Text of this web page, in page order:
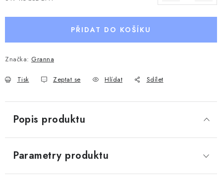
PŘIDAT DO KOŠÍKU
Značka: Granna
Tisk Zeptat se Hlídat Sdílet
Popis produktu
Parametry produktu